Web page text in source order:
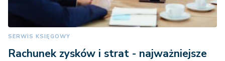
SERWIS KSIĘGOWY
Rachunek zysków i strat - najważniejsze